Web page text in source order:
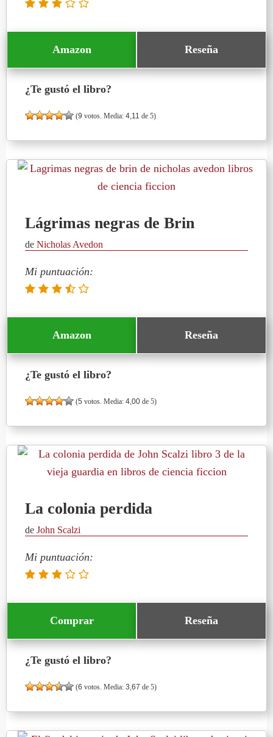
Amazon Reseña
¿Te gustó el libro?
(9 votos. Media: 4,11 de 5)
Lágrimas negras de Brin
de Nicholas Avedon
Mi puntuación:
Amazon Reseña
¿Te gustó el libro?
(5 votos. Media: 4,00 de 5)
La colonia perdida
de John Scalzi
Mi puntuación:
Comprar Reseña
¿Te gustó el libro?
(6 votos. Media: 3,67 de 5)